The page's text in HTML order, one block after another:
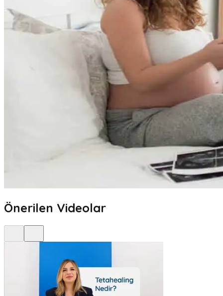
Önerilen Videolar